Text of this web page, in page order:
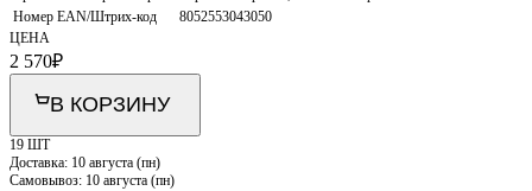
Номер EAN/Штрих-код
8052553043050
ЦЕНА
2 570₽
В КОРЗИНУ
19 ШТ
Доставка: 10 августа (пн)
Самовывоз: 10 августа (пн)